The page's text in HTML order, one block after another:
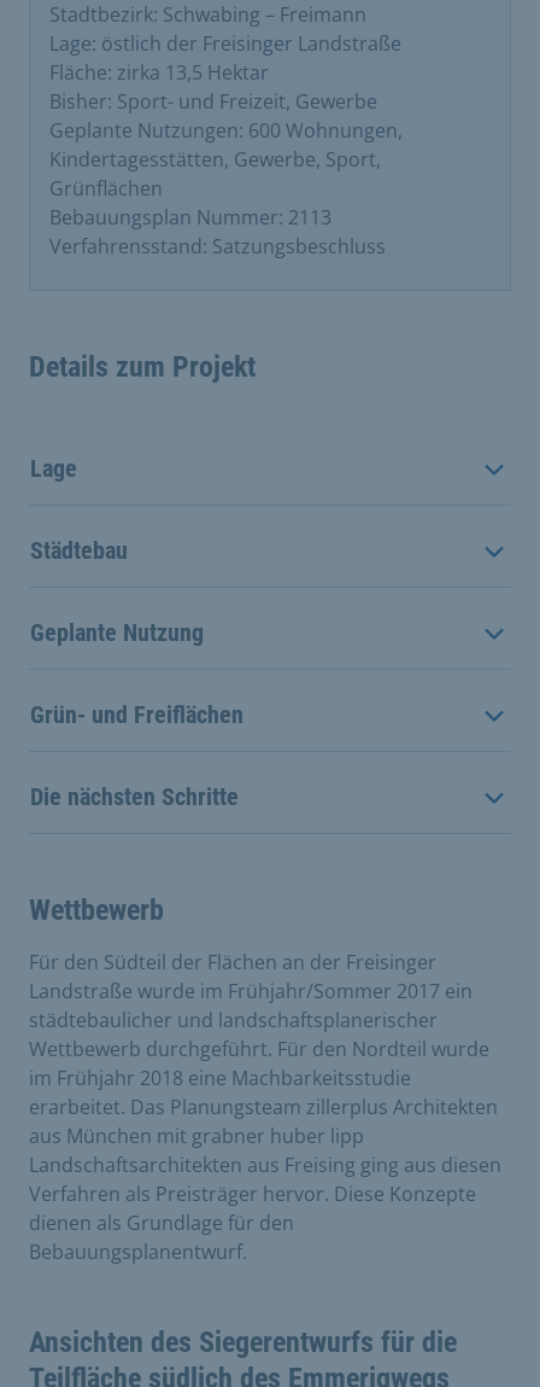
Stadtbezirk: Schwabing – Freimann
Lage: östlich der Freisinger Landstraße
Fläche: zirka 13,5 Hektar
Bisher: Sport- und Freizeit, Gewerbe
Geplante Nutzungen: 600 Wohnungen,
Kindertagesstätten, Gewerbe, Sport,
Grünflächen
Bebauungsplan Nummer: 2113
Verfahrensstand: Satzungsbeschluss
Details zum Projekt
Lage
Städtebau
Geplante Nutzung
Grün- und Freiflächen
Die nächsten Schritte
Wettbewerb
Für den Südteil der Flächen an der Freisinger
Landstraße wurde im Frühjahr/Sommer 2017 ein
städtebaulicher und landschaftsplanerischer
Wettbewerb durchgeführt. Für den Nordteil wurde
im Frühjahr 2018 eine Machbarkeitsstudie
erarbeitet. Das Planungsteam zillerplus Architekten
aus München mit grabner huber lipp
Landschaftsarchitekten aus Freising ging aus diesen
Verfahren als Preisträger hervor. Diese Konzepte
dienen als Grundlage für den
Bebauungsplanentwurf.
Ansichten des Siegerentwurfs für die
Teilfläche südlich des Emmerigwegs